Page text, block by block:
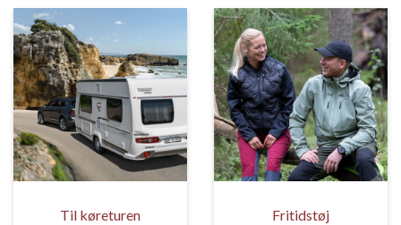
Til køreturen Fritidstøj